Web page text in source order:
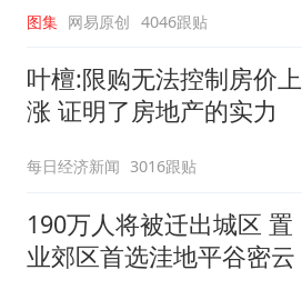
图集 网易原创 4046跟贴
叶檀:限购无法控制房价上
涨 证明了房地产的实力
每日经济新闻 3016跟贴
190万人将被迁出城区 置
业郊区首选洼地平谷密云